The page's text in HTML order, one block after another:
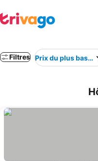
Filtres Prix du plus bas au